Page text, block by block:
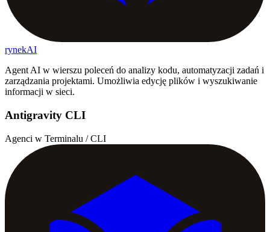
rynekAI
Agent AI w wierszu poleceń do analizy kodu, automatyzacji zadań i
zarządzania projektami. Umożliwia edycję plików i wyszukiwanie
informacji w sieci.
Antigravity CLI
Agenci w Terminalu / CLI